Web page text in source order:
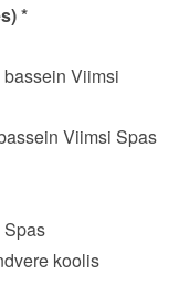
Viimsi
Viimsi Spas
koolis